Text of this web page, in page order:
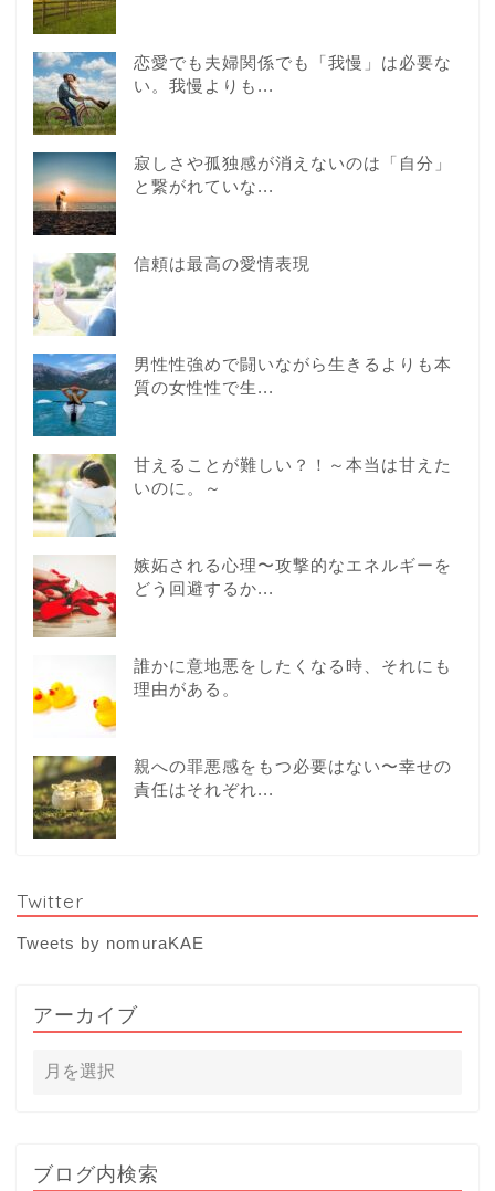
恋愛でも夫婦関係でも「我慢」は必要な
い。我慢よりも...
寂しさや孤独感が消えないのは「自分」
と繋がれていな...
信頼は最高の愛情表現
男性性強めで闘いながら生きるよりも本
質の女性性で生...
甘えることが難しい？！～本当は甘えた
いのに。～
嫉妬される心理〜攻撃的なエネルギーを
どう回避するか...
誰かに意地悪をしたくなる時、それにも
理由がある。
親への罪悪感をもつ必要はない〜幸せの
責任はそれぞれ...
Twitter
Tweets by nomuraKAE
アーカイブ
ブログ内検索